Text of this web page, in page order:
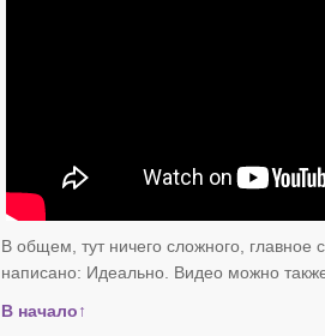
В общем, тут ничего сложного, главное
написано: Идеально. Видео можно
В начало↑